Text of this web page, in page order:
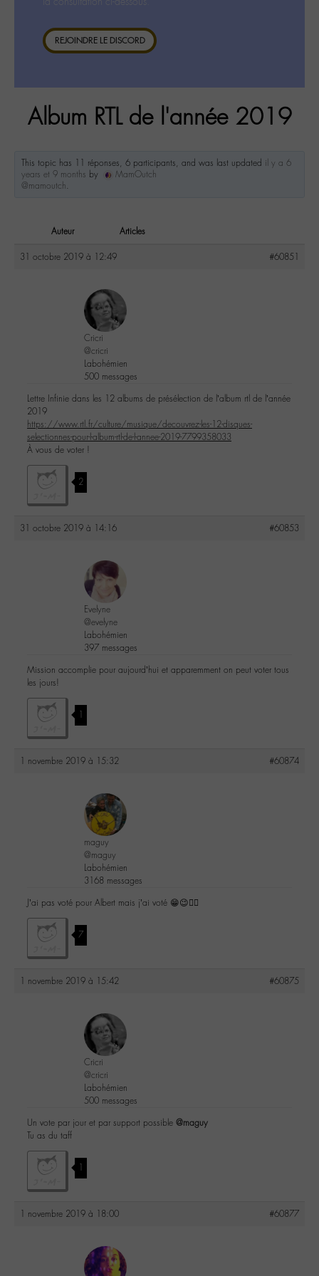
REJOINDRE LE DISCORD
Album RTL de l'année 2019
This topic has 11 réponses, 6 participants, and was last updated il y a 6
years et 9 months by
MamOutch
@mamoutch.
Auteur Articles
31 octobre 2019 à 12:49 #60851
Cricri
@cricri
Labohémien
500 messages
Lettre Infinie dans les 12 albums de présélection de l’album rtl de l’année
2019
https://www.rtl.fr/culture/musique/decouvrez-les-12-disques-
selectionnes-pour-l-album-rtl-de-l-annee-2019-7799358033
À vous de voter !
2
31 octobre 2019 à 14:16 #60853
Evelyne
@evelyne
Labohémien
397 messages
Mission accomplie pour aujourd’hui et apparemment on peut voter tous
les jours!
1
1 novembre 2019 à 15:32 #60874
maguy
@maguy
Labohémien
3168 messages
J’ai pas voté pour Albert mais j’ai voté 😁😉👍🏻
7
1 novembre 2019 à 15:42 #60875
Cricri
@cricri
Labohémien
500 messages
Un vote par jour et par support possible @maguy
Tu as du taff
1
1 novembre 2019 à 18:00 #60877